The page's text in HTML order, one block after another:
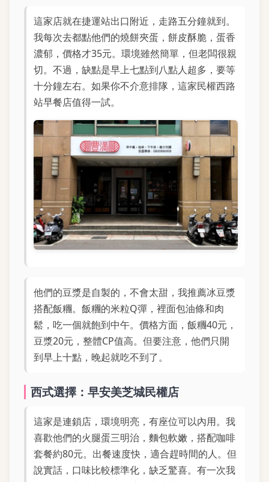
這家店就在捷運站出口附近，走路五分鐘就到。
我每次去都點他們的燒餅夾蛋，餅皮酥脆，蛋香
濃郁，價格才35元。環境雖然簡單，但老闆很親
切。不過，缺點是早上七點到八點人超多，要等
十分鐘左右。如果你不介意排隊，這家民權西路
站早餐店值得一試。
他們的豆漿是自製的，不會太甜，我推薦冰豆漿
搭配飯糰。飯糰的米粒Q彈，裡面包油條和肉
鬆，吃一個就飽到中午。價格方面，飯糰40元，
豆漿20元，整體CP值高。但要注意，他們只開
到早上十點，晚起就吃不到了。
西式選擇：早安美芝城民權店
這家是連鎖店，環境明亮，有座位可以內用。我
喜歡他們的火腿蛋三明治，麵包軟嫩，搭配咖啡
套餐約80元。出餐速度快，適合趕時間的人。但
說實話，口味比較標準化，缺乏驚喜。有一次我